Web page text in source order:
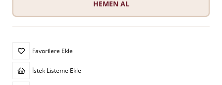
Favorilere Ekle
İstek Listeme Ekle